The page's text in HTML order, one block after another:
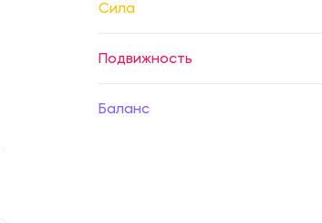
Сила
Подвижность
Баланс